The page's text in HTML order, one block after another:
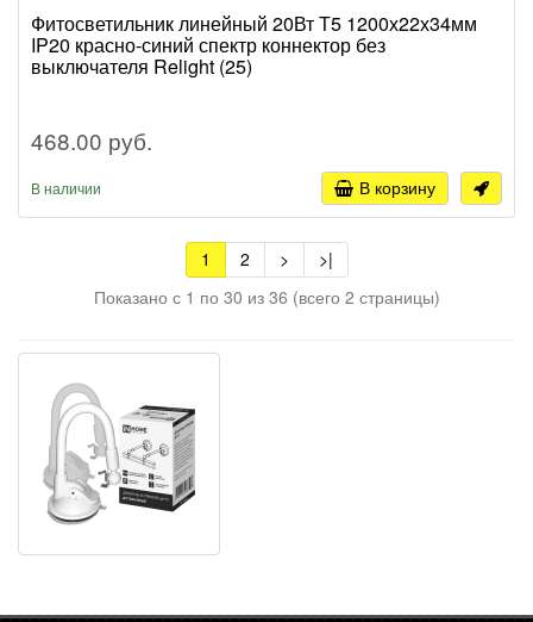
Фитосветильник линейный 20Вт Т5 1200х22х34мм
IP20 красно-синий спектр коннектор без
выключателя Relight (25)
468.00 руб.
В наличии В корзину
1 2 >
>|
Показано с 1 по 30 из 36 (всего 2 страницы)